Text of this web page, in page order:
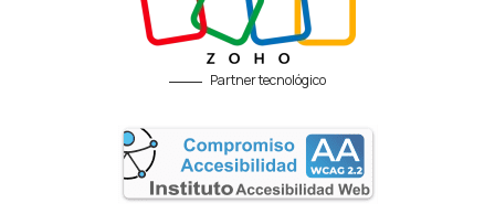
Partner tecnológico